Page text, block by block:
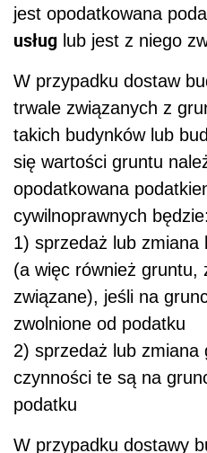
jest opodatkowana
usług lub jest z niego
W przypadku dostaw
trwale związanych z
takich budynków lub
się wartości gruntu
opodatkowana
cywilnoprawnych będzie:
1) sprzedaż lub zmiana
(a więc również gruntu,
związane), jeśli na
zwolnione od podatku
2) sprzedaż lub zmiana
czynności te są na
podatku
W przypadku dostawy